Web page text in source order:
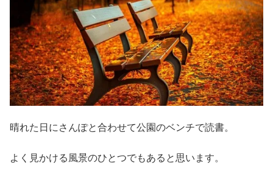
晴れた日にさんぽと合わせて公園のベンチで読書。
よく見かける風景のひとつでもあると思います。